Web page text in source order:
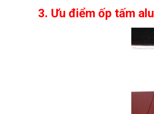
3. Ưu điểm ốp tấm alu